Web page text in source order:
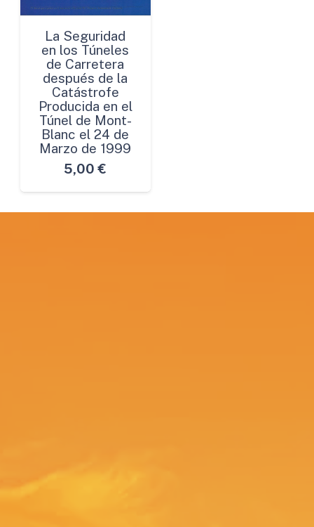
La Seguridad
en los Túneles
de Carretera
después de la
Catástrofe
Producida en el
Túnel de Mont-
Blanc el 24 de
Marzo de 1999
5,00 €